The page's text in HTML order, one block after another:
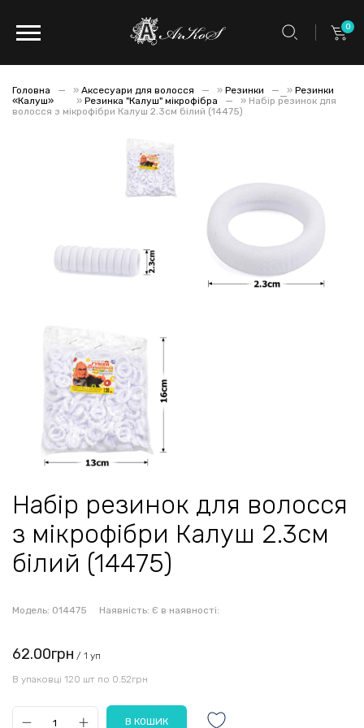
0
Головна » Аксесуари для волосся » Резинки » Резинки
«Калуш»
» Резинка "Калуш" мікрофібра » Набір резинок для
волосся з мікрофібри Калуш 2.3см білий (14475)
Набір резинок для волосся
з мікрофібри Калуш 2.3см
білий (14475)
Модель: 014475 Наявність: Є в наявності:
62.00грн / 1 уп
В упаковці 120 шт по 0.52грн